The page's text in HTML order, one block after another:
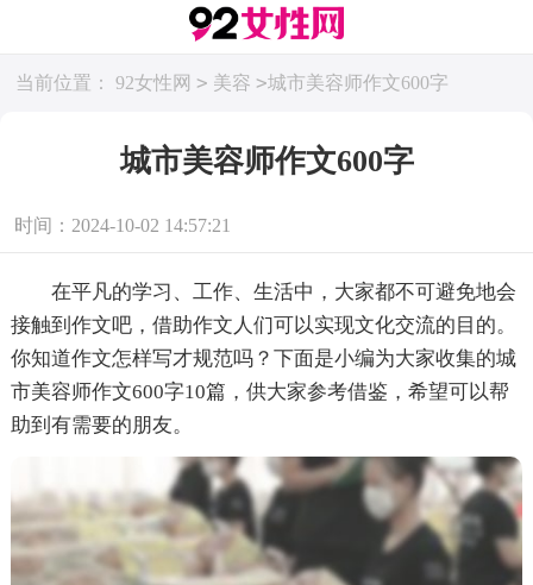
当前位置： 92女性网 > 美容 >城市美容师作文600字
城市美容师作文600字
时间：2024-10-02 14:57:21
在平凡的学习、工作、生活中，大家都不可避免地会
接触到作文吧，借助作文人们可以实现文化交流的目的。
你知道作文怎样写才规范吗？下面是小编为大家收集的城
市美容师作文600字10篇，供大家参考借鉴，希望可以帮
助到有需要的朋友。